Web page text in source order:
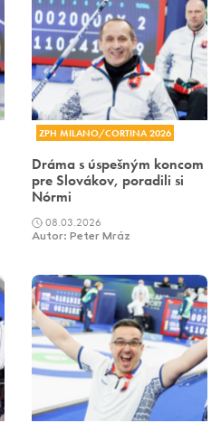
ZPH MILANO/CORTINA 2026
Dráma s úspešným koncom
pre Slovákov, poradili si
Nórmi
08.03.2026
Autor: Peter Mráz